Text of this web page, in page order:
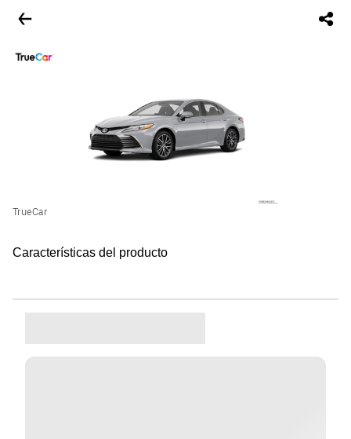
TrueCar
Características del producto